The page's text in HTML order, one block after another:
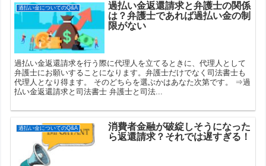
過払い金についてのQ&A
過払い金返還請求と弁護士の関係
は？弁護士であれば過払い金の制
限がない
過払い金返還請求を行う際に代理人を立てるときに、代理人として
弁護士にお願いすることになります。弁護士だけでなく司法書士も
代理人となり得ます。 そのどちらを選ぶかはあなた次第です。 ⇒過
払い金返還請求と司法書士 弁護士と司法...
過払い金についてのQ&A
消費者金融が破綻しそうになった
ら返還請求？それでは遅すぎる！